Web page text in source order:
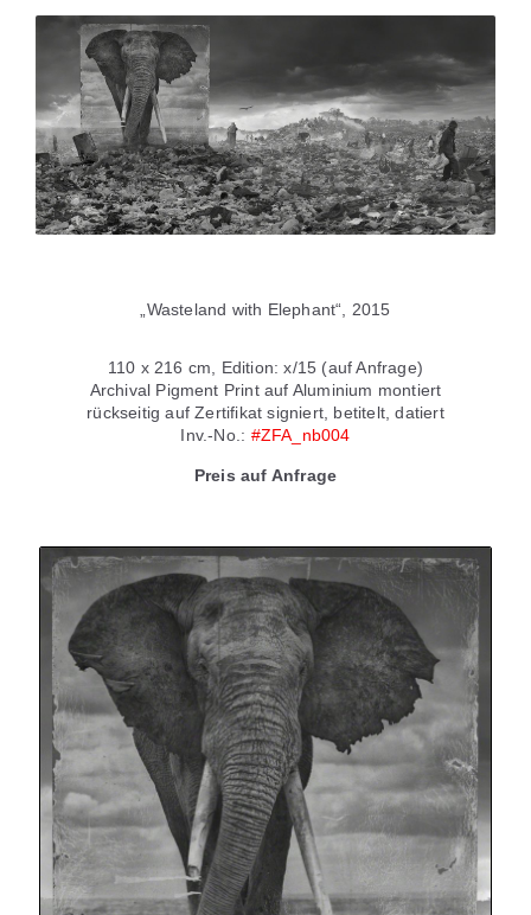
„Wasteland with Elephant“, 2015
110 x 216 cm, Edition: x/15 (auf Anfrage)
Archival Pigment Print auf Aluminium montiert
rückseitig auf Zertifikat signiert, betitelt, datiert
Inv.-No.: #ZFA_nb004
Preis auf Anfrage